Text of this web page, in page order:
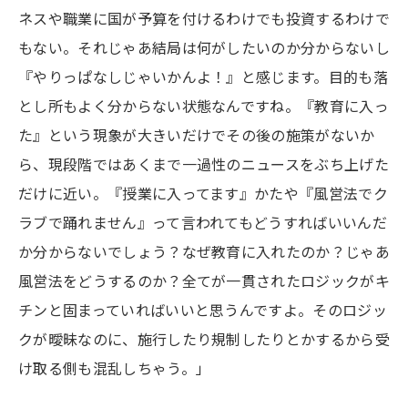
ネスや職業に国が予算を付けるわけでも投資するわけで
もない。それじゃあ結局は何がしたいのか分からないし
『やりっぱなしじゃいかんよ！』と感じます。目的も落
とし所もよく分からない状態なんですね。『教育に入っ
た』という現象が大きいだけでその後の施策がないか
ら、現段階ではあくまで一過性のニュースをぶち上げた
だけに近い。『授業に入ってます』かたや『風営法でク
ラブで踊れません』って言われてもどうすればいいんだ
か分からないでしょう？なぜ教育に入れたのか？じゃあ
風営法をどうするのか？全てが一貫されたロジックがキ
チンと固まっていればいいと思うんですよ。そのロジッ
クが曖昧なのに、施行したり規制したりとかするから受
け取る側も混乱しちゃう。」